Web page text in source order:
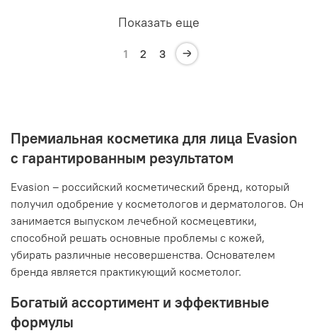
Показать еще
1 2 3
Премиальная косметика для лица Evasion
с гарантированным результатом
Evasion – российский косметический бренд, который
получил одобрение у косметологов и дерматологов. Он
занимается выпуском лечебной космецевтики,
способной решать основные проблемы с кожей,
убирать различные несовершенства. Основателем
бренда является практикующий косметолог.
Богатый ассортимент и эффективные
формулы